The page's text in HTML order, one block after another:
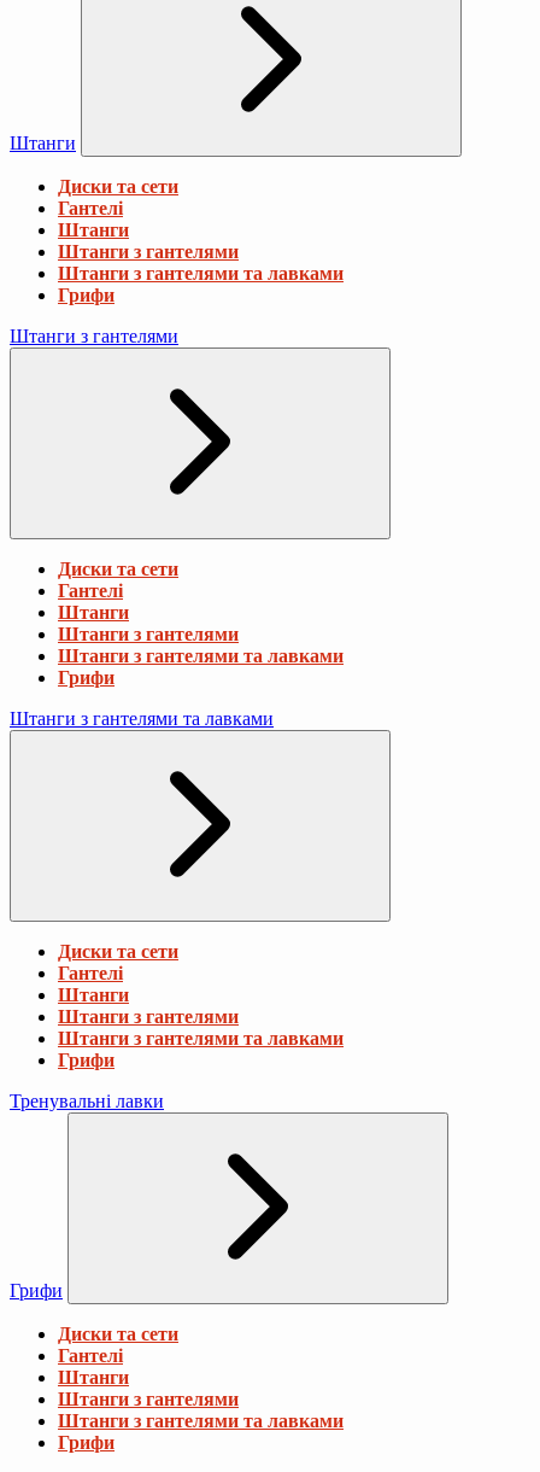
Штанги
Диски та сети
Гантелі
Штанги
Штанги з гантелями
Штанги з гантелями та лавками
Грифи
Штанги з гантелями
Диски та сети
Гантелі
Штанги
Штанги з гантелями
Штанги з гантелями та лавками
Грифи
Штанги з гантелями та лавками
Диски та сети
Гантелі
Штанги
Штанги з гантелями
Штанги з гантелями та лавками
Грифи
Тренувальні лавки
Грифи
Диски та сети
Гантелі
Штанги
Штанги з гантелями
Штанги з гантелями та лавками
Грифи